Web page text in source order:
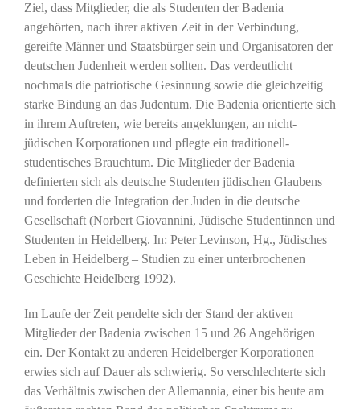
Ziel, dass Mitglieder, die als Studenten der Badenia
angehörten, nach ihrer aktiven Zeit in der Verbindung,
gereifte Männer und Staatsbürger sein und Organisatoren der
deutschen Judenheit werden sollten. Das verdeutlicht
nochmals die patriotische Gesinnung sowie die gleichzeitig
starke Bindung an das Judentum. Die Badenia orientierte sich
in ihrem Auftreten, wie bereits angeklungen, an nicht-
jüdischen Korporationen und pflegte ein traditionell-
studentisches Brauchtum. Die Mitglieder der Badenia
definierten sich als deutsche Studenten jüdischen Glaubens
und forderten die Integration der Juden in die deutsche
Gesellschaft (Norbert Giovannini, Jüdische Studentinnen und
Studenten in Heidelberg. In: Peter Levinson, Hg., Jüdisches
Leben in Heidelberg – Studien zu einer unterbrochenen
Geschichte Heidelberg 1992).
Im Laufe der Zeit pendelte sich der Stand der aktiven
Mitglieder der Badenia zwischen 15 und 26 Angehörigen
ein. Der Kontakt zu anderen Heidelberger Korporationen
erwies sich auf Dauer als schwierig. So verschlechterte sich
das Verhältnis zwischen der Allemannia, einer bis heute am